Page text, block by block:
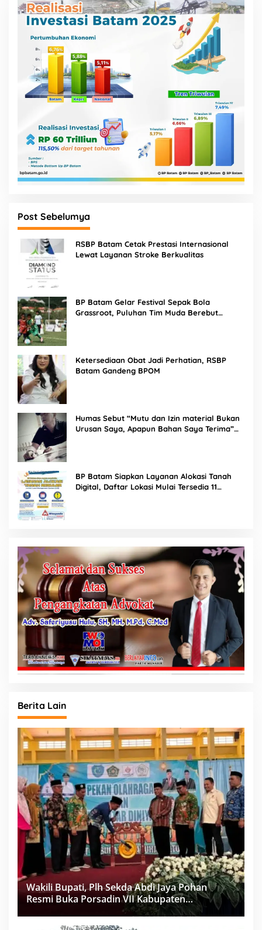
Post Sebelumya
RSBP Batam Cetak Prestasi Internasional
Lewat Layanan Stroke Berkualitas
BP Batam Gelar Festival Sepak Bola
Grassroot, Puluhan Tim Muda Berebut
Ketersediaan Obat Jadi Perhatian, RSBP
Batam Gandeng BPOM
Humas Sebut “Mutu dan Izin material Bukan
Urusan Saya, Apapun Bahan Saya Terima”
BP Batam Siapkan Layanan Alokasi Tanah
Digital, Daftar Lokasi Mulai Tersedia 11
Berita Lain
Wakili Bupati, Plh Sekda Abdi Jaya Pohan
Resmi Buka Porsadin VII Kabupaten